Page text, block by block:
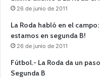
26 de junio de 2011
La Roda habló en el campo:
estamos en segunda B!
26 de junio de 2011
Fútbol.- La Roda da un
Segunda B